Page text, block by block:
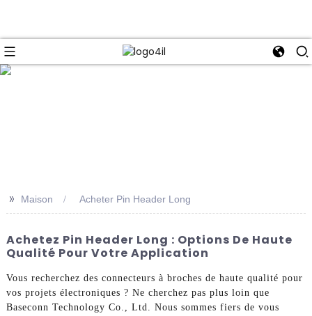
>> Maison Acheter Pin Header Long
Achetez Pin Header Long : Options De Haute
Qualité Pour Votre Application
Vous recherchez des connecteurs à broches de haute qualité pour
vos projets électroniques ? Ne cherchez pas plus loin que
Baseconn Technology Co., Ltd. Nous sommes fiers de vous